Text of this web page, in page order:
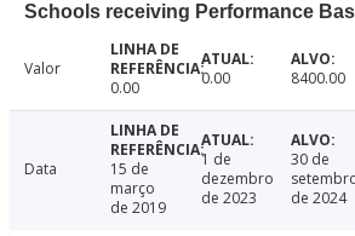
Schools receiving Performance
Valor
0.00
0.00 8400.00
Data
15 de
março
de 2019
1 de
dezembro
de 2023
30 de
de 2024